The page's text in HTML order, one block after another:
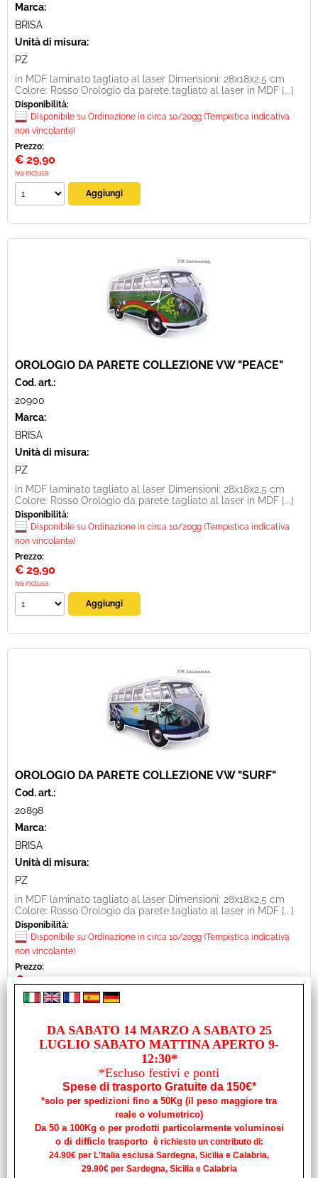
Marca:
BRISA
Unità di misura:
PZ
in MDF laminato tagliato al laser Dimensioni: 28x18x2,5 cm
Colore: Rosso Orologio da parete tagliato al laser in MDF [...]
Disponibilità:
Disponibile su Ordinazione in circa 10/20gg (Tempistica indicativa
non vincolante)
Prezzo:
€ 29,90
iva inclusa
OROLOGIO DA PARETE COLLEZIONE VW "PEACE"
Cod. art.:
20900
Marca:
BRISA
Unità di misura:
PZ
in MDF laminato tagliato al laser Dimensioni: 28x18x2,5 cm
Colore: Rosso Orologio da parete tagliato al laser in MDF [...]
Disponibilità:
Disponibile su Ordinazione in circa 10/20gg (Tempistica indicativa
non vincolante)
Prezzo:
€ 29,90
iva inclusa
OROLOGIO DA PARETE COLLEZIONE VW "SURF"
Cod. art.:
20898
Marca:
BRISA
Unità di misura:
PZ
in MDF laminato tagliato al laser Dimensioni: 28x18x2,5 cm
Colore: Rosso Orologio da parete tagliato al laser in MDF [...]
Disponibilità:
Disponibile su Ordinazione in circa 10/20gg (Tempistica indicativa
non vincolante)
Prezzo:
€29,90
iva inclusa
DA SABATO 14 MARZO A SABATO 25
LUGLIO SABATO MATTINA APERTO 9-
12:30*
*Escluso festivi e ponti
Spese di trasporto Gratuite da 150€*
*solo per spedizioni fino a 50Kg (il peso maggiore tra
reale o volumetrico)
Da 50 a 100Kg o per prodotti particolarmente voluminosi
o di difficle trasporto è richiesto un contributo di:
24.90€ per L'Italia esclusa Sardegna, Sicilia e Calabria,
29.90€ per Sardegna, Sicilia e Calabria